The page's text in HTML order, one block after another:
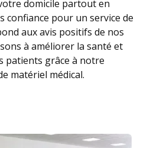
domicile partout en
confiance pour un service de
aux avis positifs de nos
à améliorer la santé et
patients grâce à notre
matériel médical.